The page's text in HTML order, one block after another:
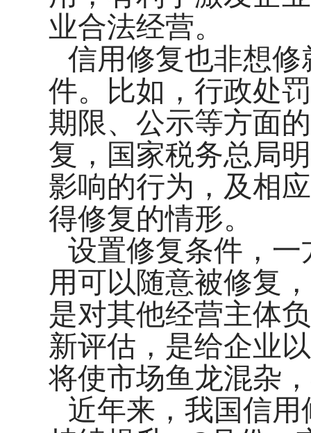
业合法经营。
信用修复也非想
件。比如，行政处
期限、公示等方面
复，国家税务总局
影响的行为，及相
得修复的情形。
设置修复条件，
用可以随意被修复
是对其他经营主体
新评估，是给企业
将使市场鱼龙混杂
近年来，我国信